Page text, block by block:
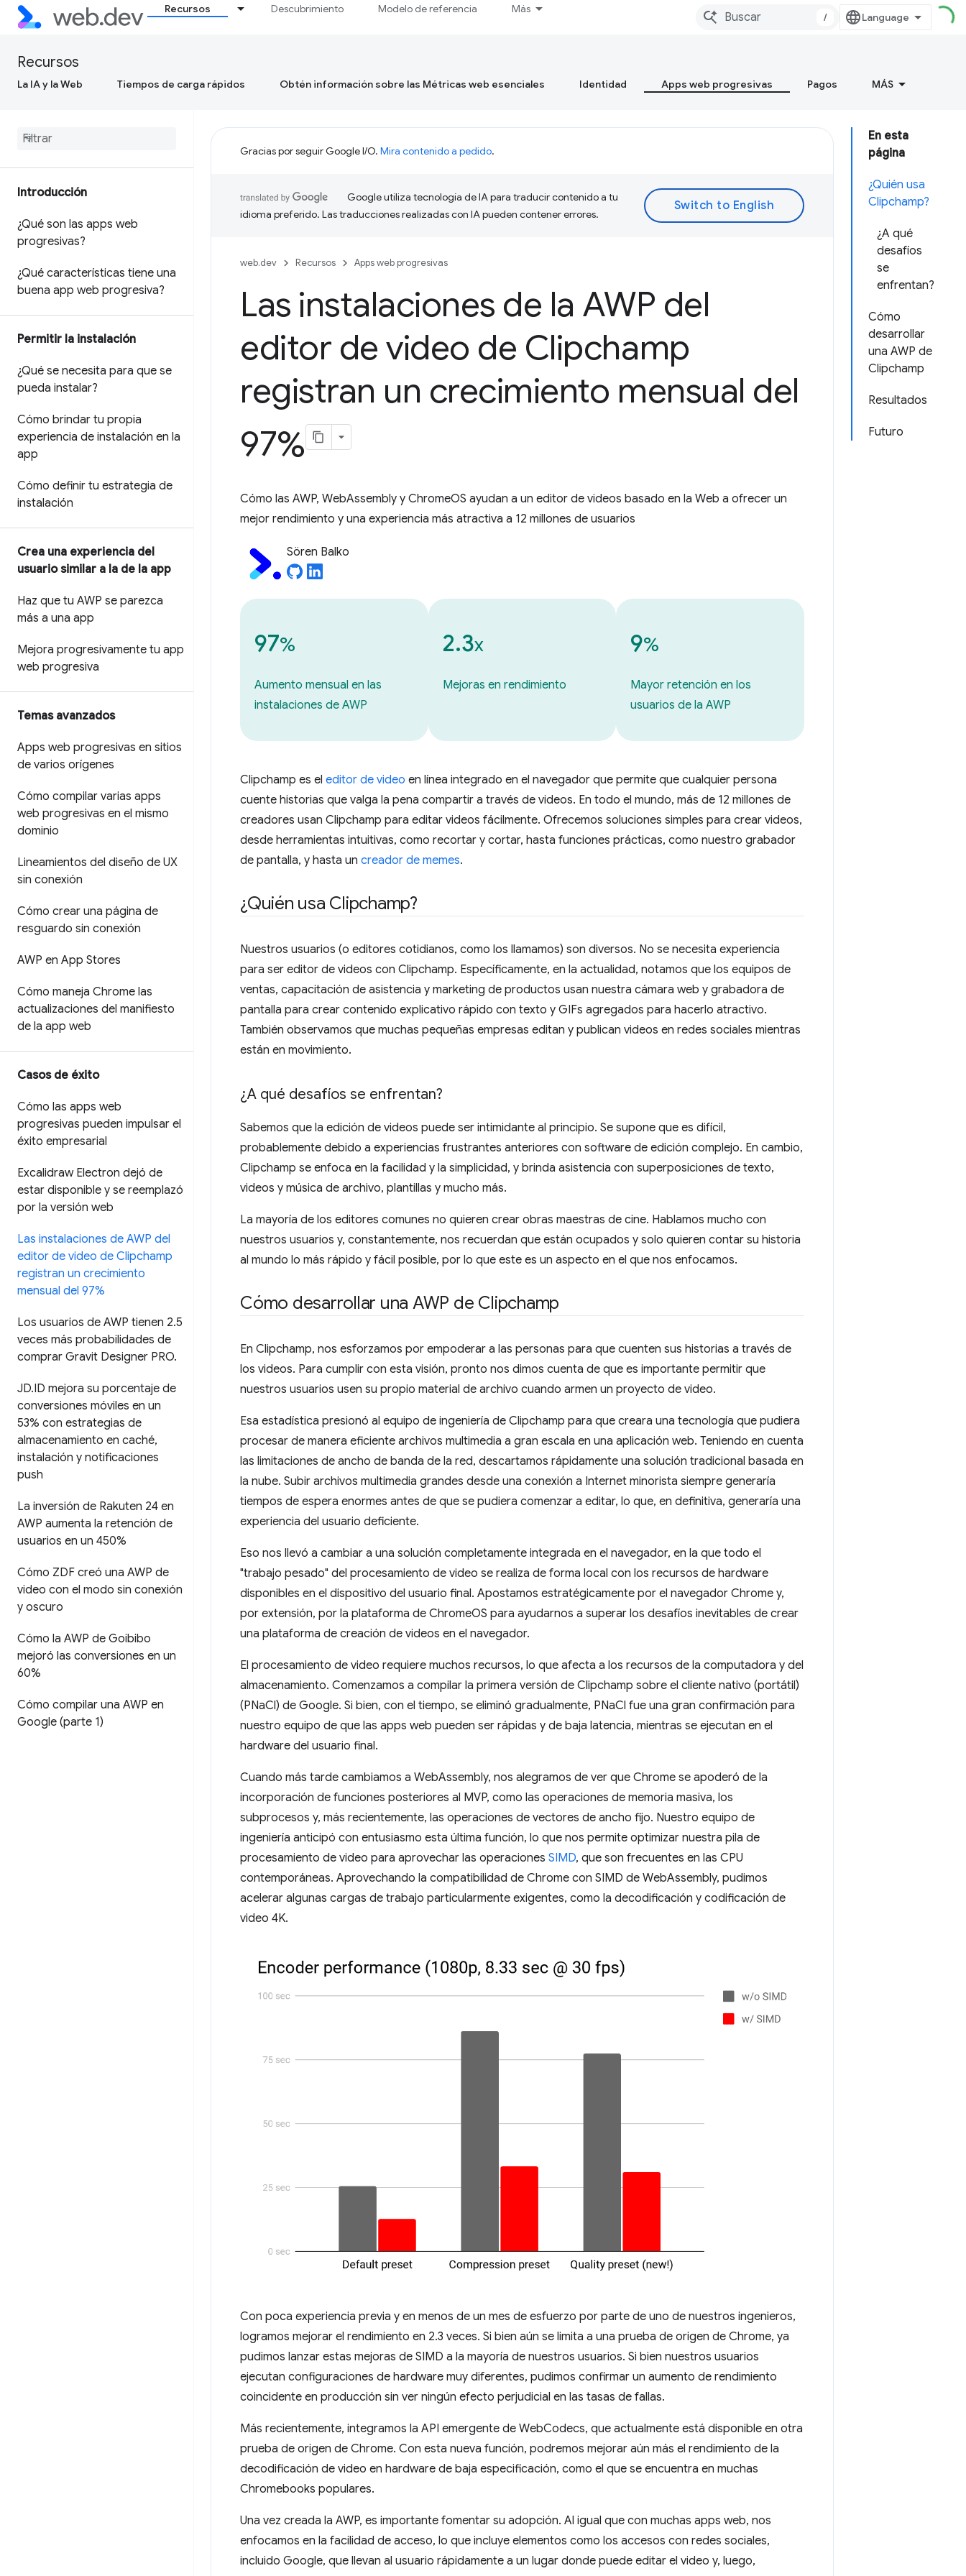
Recursos Descubrimiento Modelo de referencia Más
/
Recursos
La IA y la Web Tiempos de carga rápidos Obtén información sobre las Métricas web esenciales Identidad Apps web progresivas Pagos MÁS
Introducción
¿Qué son las apps web
progresivas?
¿Qué características tiene una
buena app web progresiva?
Permitir la instalación
¿Qué se necesita para que se
pueda instalar?
Cómo brindar tu propia
experiencia de instalación en la
app
Cómo definir tu estrategia de
instalación
Crea una experiencia del
usuario similar a la de la app
Haz que tu AWP se parezca
más a una app
Mejora progresivamente tu app
web progresiva
Temas avanzados
Apps web progresivas en sitios
de varios orígenes
Cómo compilar varias apps
web progresivas en el mismo
dominio
Lineamientos del diseño de UX
sin conexión
Cómo crear una página de
resguardo sin conexión
AWP en App Stores
Cómo maneja Chrome las
actualizaciones del manifiesto
de la app web
Casos de éxito
Cómo las apps web
progresivas pueden impulsar el
éxito empresarial
Excalidraw Electron dejó de
estar disponible y se reemplazó
por la versión web
Las instalaciones de AWP del
editor de video de Clipchamp
registran un crecimiento
mensual del 97%
Los usuarios de AWP tienen 2.5
veces más probabilidades de
comprar Gravit Designer PRO.
JD.ID mejora su porcentaje de
conversiones móviles en un
53% con estrategias de
almacenamiento en caché,
instalación y notificaciones
push
La inversión de Rakuten 24 en
AWP aumenta la retención de
usuarios en un 450%
Cómo ZDF creó una AWP de
video con el modo sin conexión
y oscuro
Cómo la AWP de Goibibo
mejoró las conversiones en un
60%
Cómo compilar una AWP en
Google (parte 1)
En esta
página
¿Quién usa
Clipchamp?
¿A qué
desafíos
se
enfrentan?
Cómo
desarrollar
una AWP de
Clipchamp
Resultados
Futuro
Gracias por seguir Google I/O. Mira contenido a pedido.
Google utiliza tecnología de IA para traducir contenido a tu
idioma preferido. Las traducciones realizadas con IA pueden contener errores.
web.dev Recursos Apps web progresivas
Las instalaciones de la AWP del
editor de video de Clipchamp
registran un crecimiento mensual del
97%
Cómo las AWP, WebAssembly y ChromeOS ayudan a un editor de videos basado en la Web a ofrecer un
mejor rendimiento y una experiencia más atractiva a 12 millones de usuarios
Sören Balko
97%
Aumento mensual en las
instalaciones de AWP
2.3x
Mejoras en rendimiento
9%
Mayor retención en los
usuarios de la AWP
Clipchamp es el editor de video en línea integrado en el navegador que permite que cualquier persona
cuente historias que valga la pena compartir a través de videos. En todo el mundo, más de 12 millones de
creadores usan Clipchamp para editar videos fácilmente. Ofrecemos soluciones simples para crear videos,
desde herramientas intuitivas, como recortar y cortar, hasta funciones prácticas, como nuestro grabador
de pantalla, y hasta un creador de memes.
¿Quién usa Clipchamp?
Nuestros usuarios (o editores cotidianos, como los llamamos) son diversos. No se necesita experiencia
para ser editor de videos con Clipchamp. Específicamente, en la actualidad, notamos que los equipos de
ventas, capacitación de asistencia y marketing de productos usan nuestra cámara web y grabadora de
pantalla para crear contenido explicativo rápido con texto y GIFs agregados para hacerlo atractivo.
También observamos que muchas pequeñas empresas editan y publican videos en redes sociales mientras
están en movimiento.
¿A qué desafíos se enfrentan?
Sabemos que la edición de videos puede ser intimidante al principio. Se supone que es difícil,
probablemente debido a experiencias frustrantes anteriores con software de edición complejo. En cambio,
Clipchamp se enfoca en la facilidad y la simplicidad, y brinda asistencia con superposiciones de texto,
videos y música de archivo, plantillas y mucho más.
La mayoría de los editores comunes no quieren crear obras maestras de cine. Hablamos mucho con
nuestros usuarios y, constantemente, nos recuerdan que están ocupados y solo quieren contar su historia
al mundo lo más rápido y fácil posible, por lo que este es un aspecto en el que nos enfocamos.
Cómo desarrollar una AWP de Clipchamp
En Clipchamp, nos esforzamos por empoderar a las personas para que cuenten sus historias a través de
los videos. Para cumplir con esta visión, pronto nos dimos cuenta de que es importante permitir que
nuestros usuarios usen su propio material de archivo cuando armen un proyecto de video.
Esa estadística presionó al equipo de ingeniería de Clipchamp para que creara una tecnología que pudiera
procesar de manera eficiente archivos multimedia a gran escala en una aplicación web. Teniendo en cuenta
las limitaciones de ancho de banda de la red, descartamos rápidamente una solución tradicional basada en
la nube. Subir archivos multimedia grandes desde una conexión a Internet minorista siempre generaría
tiempos de espera enormes antes de que se pudiera comenzar a editar, lo que, en definitiva, generaría una
experiencia del usuario deficiente.
Eso nos llevó a cambiar a una solución completamente integrada en el navegador, en la que todo el
"trabajo pesado" del procesamiento de video se realiza de forma local con los recursos de hardware
disponibles en el dispositivo del usuario final. Apostamos estratégicamente por el navegador Chrome y,
por extensión, por la plataforma de ChromeOS para ayudarnos a superar los desafíos inevitables de crear
una plataforma de creación de videos en el navegador.
El procesamiento de video requiere muchos recursos, lo que afecta a los recursos de la computadora y del
almacenamiento. Comenzamos a compilar la primera versión de Clipchamp sobre el cliente nativo (portátil)
(PNaCl) de Google. Si bien, con el tiempo, se eliminó gradualmente, PNaCl fue una gran confirmación para
nuestro equipo de que las apps web pueden ser rápidas y de baja latencia, mientras se ejecutan en el
hardware del usuario final.
Cuando más tarde cambiamos a WebAssembly, nos alegramos de ver que Chrome se apoderó de la
incorporación de funciones posteriores al MVP, como las operaciones de memoria masiva, los
subprocesos y, más recientemente, las operaciones de vectores de ancho fijo. Nuestro equipo de
ingeniería anticipó con entusiasmo esta última función, lo que nos permite optimizar nuestra pila de
procesamiento de video para aprovechar las operaciones SIMD, que son frecuentes en las CPU
contemporáneas. Aprovechando la compatibilidad de Chrome con SIMD de WebAssembly, pudimos
acelerar algunas cargas de trabajo particularmente exigentes, como la decodificación y codificación de
video 4K.
Con poca experiencia previa y en menos de un mes de esfuerzo por parte de uno de nuestros ingenieros,
logramos mejorar el rendimiento en 2.3 veces. Si bien aún se limita a una prueba de origen de Chrome, ya
pudimos lanzar estas mejoras de SIMD a la mayoría de nuestros usuarios. Si bien nuestros usuarios
ejecutan configuraciones de hardware muy diferentes, pudimos confirmar un aumento de rendimiento
coincidente en producción sin ver ningún efecto perjudicial en las tasas de fallas.
Más recientemente, integramos la API emergente de WebCodecs, que actualmente está disponible en otra
prueba de origen de Chrome. Con esta nueva función, podremos mejorar aún más el rendimiento de la
decodificación de video en hardware de baja especificación, como el que se encuentra en muchas
Chromebooks populares.
Una vez creada la AWP, es importante fomentar su adopción. Al igual que con muchas apps web, nos
enfocamos en la facilidad de acceso, lo que incluye elementos como los accesos con redes sociales,
incluido Google, que llevan al usuario rápidamente a un lugar donde puede editar el video y, luego,